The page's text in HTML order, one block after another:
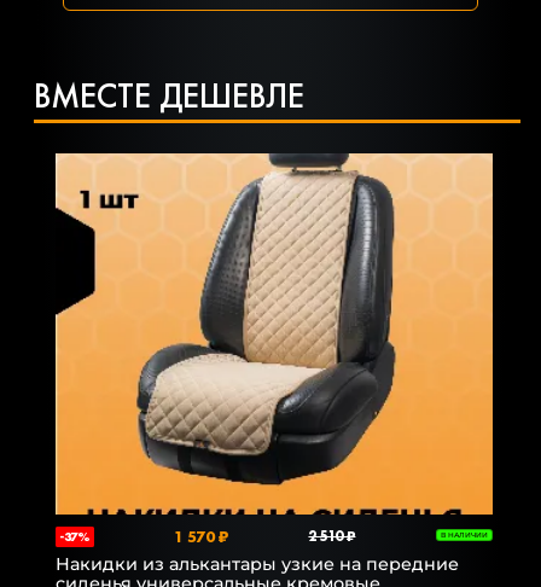
ВМЕСТЕ ДЕШЕВЛЕ
-37% 1 570 ₽ 2 510 ₽ В НАЛИЧИИ
Накидки из алькантары узкие на передние